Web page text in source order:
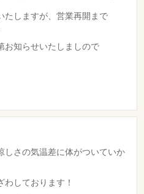
たしますが、営業再開まで
お知らせいたしましので
しさの気温差に体がついていか
わしております！